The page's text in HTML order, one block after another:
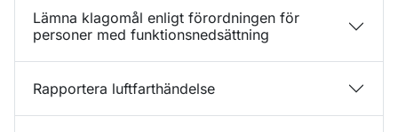
Lämna klagomål enligt förordningen för
personer med funktionsnedsättning
Rapportera luftfarthändelse